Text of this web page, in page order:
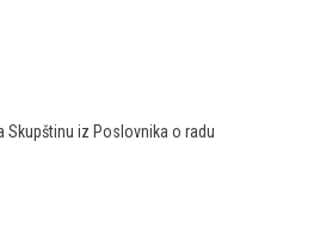
Skupštinu iz Poslovnika o radu